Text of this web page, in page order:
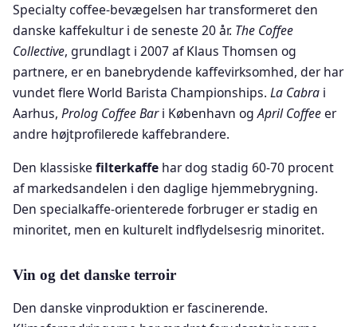
Specialty coffee-bevægelsen har transformeret den
danske kaffekultur i de seneste 20 år. The Coffee
Collective, grundlagt i 2007 af Klaus Thomsen og
partnere, er en banebrydende kaffevirksomhed, der har
vundet flere World Barista Championships. La Cabra i
Aarhus, Prolog Coffee Bari København ogApril Coffeeer
andre højtprofilerede kaffebrandere.
Den klassiske filterkaffe har dog stadig 60-70 procent
af markedsandelen i den daglige hjemmebrygning.
Den specialkaffe-orienterede forbruger er stadig en
minoritet, men en kulturelt indflydelsesrig minoritet.
Vin og det danske terroir
Den danske vinproduktion er fascinerende.